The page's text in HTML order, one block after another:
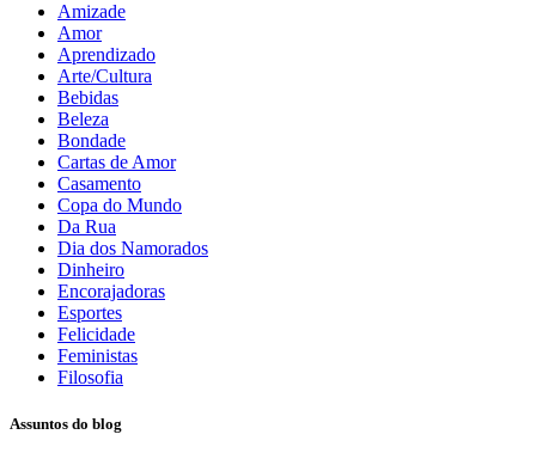
Amizade
Amor
Aprendizado
Arte/Cultura
Bebidas
Beleza
Bondade
Cartas de Amor
Casamento
Copa do Mundo
Da Rua
Dia dos Namorados
Dinheiro
Encorajadoras
Esportes
Felicidade
Feministas
Filosofia
Assuntos do blog